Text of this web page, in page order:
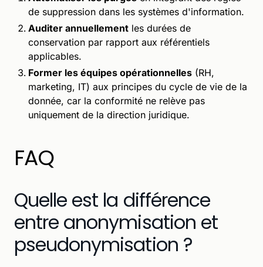
de suppression dans les systèmes d'information.
Auditer annuellement les durées de
conservation par rapport aux référentiels
applicables.
Former les équipes opérationnelles (RH,
marketing, IT) aux principes du cycle de vie de la
donnée, car la conformité ne relève pas
uniquement de la direction juridique.
FAQ
Quelle est la différence
entre anonymisation et
pseudonymisation ?